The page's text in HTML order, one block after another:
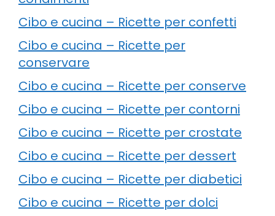
Cibo e cucina – Ricette per confetti
Cibo e cucina – Ricette per
conservare
Cibo e cucina – Ricette per conserve
Cibo e cucina – Ricette per contorni
Cibo e cucina – Ricette per crostate
Cibo e cucina – Ricette per dessert
Cibo e cucina – Ricette per diabetici
Cibo e cucina – Ricette per dolci